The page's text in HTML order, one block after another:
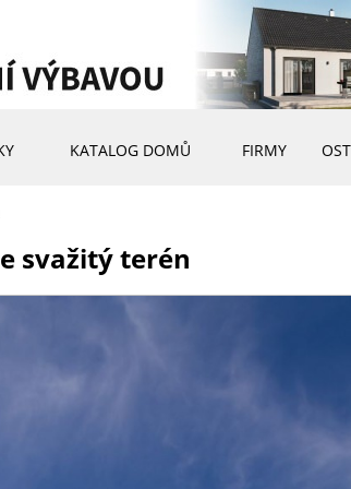
KATALOG DOMŮ FIRMY
svažitý terén